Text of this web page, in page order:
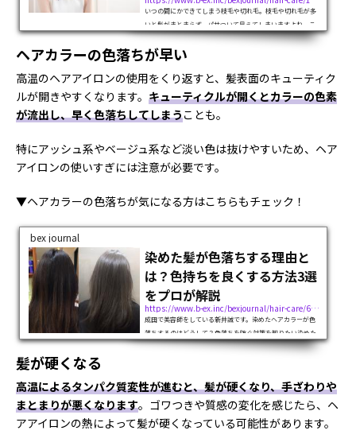
いつの間にかできてしまう枝毛や切れ毛。枝毛や切れ毛が多
いと髪がまとまらず、パサついて見えてしまいますよね。こ
の記事では枝毛や切れ毛ができる原因から対処法まで詳しく
解説します。枝毛や切れ毛を防ぐヘアケアもご紹介するの
ヘアカラーの色落ちが早い
高温のヘアアイロンの使用をくり返すと、髪表面のキューティク
ルが開きやすくなります。 キューティクルが開くとカラーの色素
が流出し、早く色落ちしてしまうことも。
特にアッシュ系やベージュ系など淡い色は抜けやすいため、ヘア
アイロンの使いすぎには注意が必要です。
▼ヘアカラーの色落ちが気になる方はこちらもチェック！
bex journal
染めた髪が色落ちする理由と
は？色持ちを良くする方法3選
をプロが解説
https://www.b-ex.inc/bexjournal/hair-care/6317
成田で美容師をしている新井誠です。染めたヘアカラーが色
落ちするのはどうして？色落ちを防ぐ対策を知りたい染めた
カラーがすぐに色落ちしてしまって悩んでいませんか？染め
髪が硬くなる
高温によるタンパク質変性が進むと、髪が硬くなり、手ざわりや
まとまりが悪くなります。ゴワつきや質感の変化を感じたら、ヘ
アアイロンの熱によって髪が硬くなっている可能性があります。